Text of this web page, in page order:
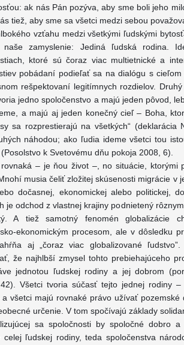
ak nás Pán pozýva, aby sme boli jeho
tiež, aby sme sa všetci medzi sebou
vzťahu medzi všetkými ľudskými
naše zamyslenie: Jediná ľudská rodina.
ktoré sú čoraz viac multietnické a
pobádaní podieľať sa na dialógu s
rešpektovaní legitímnych rozdielov.
jedno spoločenstvo a majú jeden pôvod,
a majú aj jeden konečný cieľ – Boha,
sa rozprestierajú na všetkých“ (deklarácia
náhodou; ako ľudia ideme všetci tou
k Svetovému dňu pokoja 2008, 6).
– je ňou život –, no situácie, ktorými
musia čeliť zložitej skúsenosti migrácie v
dočasnej, ekonomickej alebo politickej,
je odchod z vlastnej krajiny podnietený
A tiež samotný fenomén globalizácie
ekonomickým procesom, ale v dôsledku
aj „čoraz viac globalizované
že najhlbší zmysel tohto prebiehajúceho
jednotou ľudskej rodiny a jej dobrom
Všetci tvoria súčasť tejto jednej rodiny
všetci majú rovnaké právo užívať
určenie. V tom spočívajú základy
sa spoločnosti by spoločné dobro
celej ľudskej rodiny, teda spoločenstva